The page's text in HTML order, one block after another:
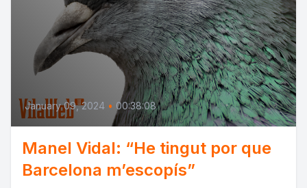
January 09, 2024 • 00:38:08
Manel Vidal: “He tingut por que
Barcelona m’escopís”